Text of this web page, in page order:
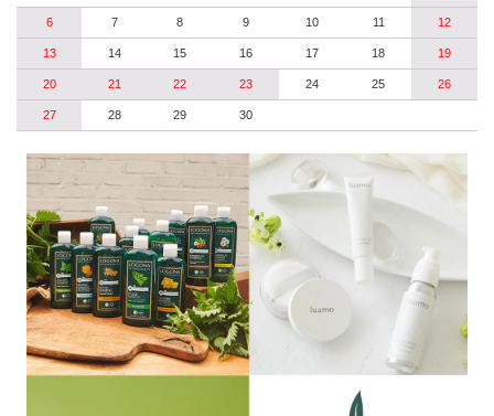
6 7 8 9 10 11 12
13 14 15 16 17 18 19
20 21 22 23 24 25 26
27 28 29 30